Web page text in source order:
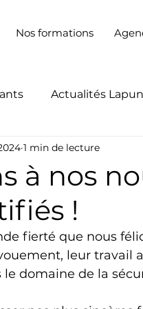
Nos formations
Actualités
à nos
!
1 min de lecture
fierté que nous
leur travail
domaine de la